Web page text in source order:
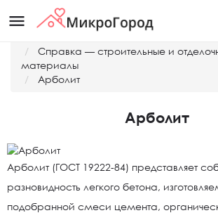
menu
Справка — строительные и
материалы
Арболит
Арболит
Арболит (ГОСТ 19222-84) представляет
разновидность легкого бетона,
подобранной смеси цемента,